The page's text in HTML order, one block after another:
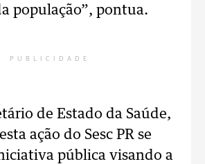
população”, pontua.
PUBLICIDADE
de Estado da Saúde,
ação do Sesc PR se
pública visando a